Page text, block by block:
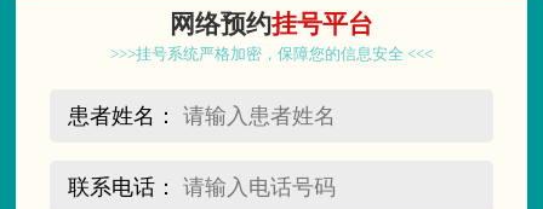
网络预约挂号平台
>>>挂号系统严格加密，保障您的信息安全 <<<
患者姓名：
联系电话：